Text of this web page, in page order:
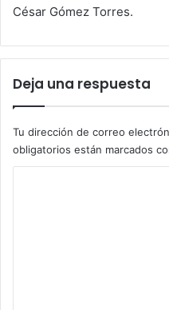
César Gómez Torres.
Deja una respuesta
Tu dirección de correo
obligatorios están marcados